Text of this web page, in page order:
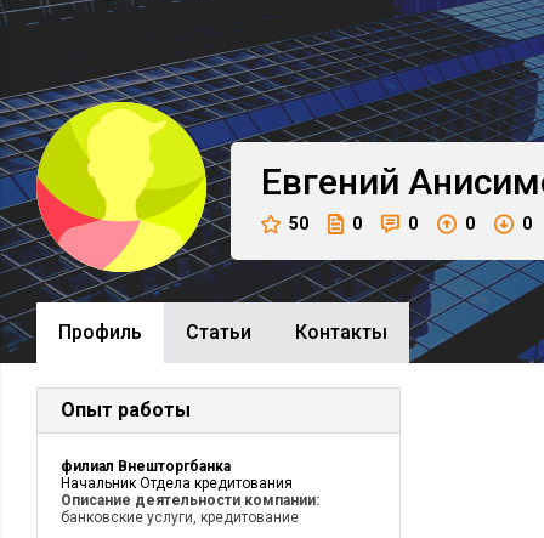
Евгений
50 0 0 0 0
Профиль Cтатьи Контакты
Опыт работы
филиал Внешторгбанка
Начальник Отдела кредитования
Описание деятельности компании:
банковские услуги, кредитование